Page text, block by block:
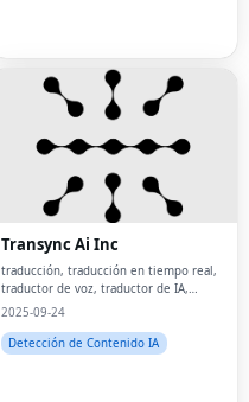
Transync Ai Inc
traducción, traducción en tiempo real,
traductor de voz, traductor de IA,
inglés, chino, japonés, coreano,
2025-09-24
Detección de Contenido IA